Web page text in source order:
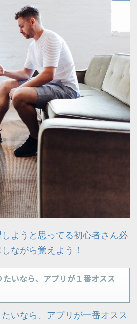
ようと思ってる初心者さん必
ながら覚えよう！
いなら、アプリが１番オスス
いなら、アプリが一番オスス